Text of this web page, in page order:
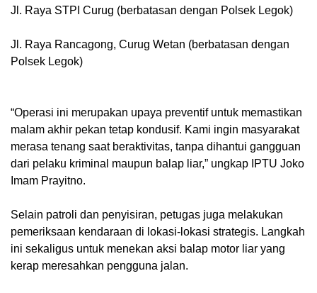
Jl. Raya STPI Curug (berbatasan dengan Polsek Legok)
Jl. Raya Rancagong, Curug Wetan (berbatasan dengan
Polsek Legok)
“Operasi ini merupakan upaya preventif untuk memastikan
malam akhir pekan tetap kondusif. Kami ingin masyarakat
merasa tenang saat beraktivitas, tanpa dihantui gangguan
dari pelaku kriminal maupun balap liar,” ungkap IPTU Joko
Imam Prayitno.
Selain patroli dan penyisiran, petugas juga melakukan
pemeriksaan kendaraan di lokasi-lokasi strategis. Langkah
ini sekaligus untuk menekan aksi balap motor liar yang
kerap meresahkan pengguna jalan.